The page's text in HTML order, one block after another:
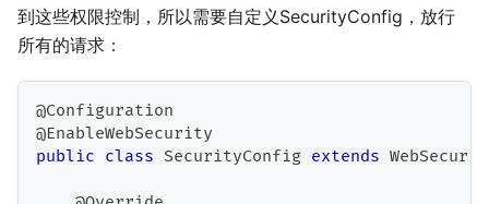
到这些权限控制，所以需要自定义SecurityConfig，放行
所有的请求：
@Configuration
@EnableWebSecurity
public class SecurityConfig extends